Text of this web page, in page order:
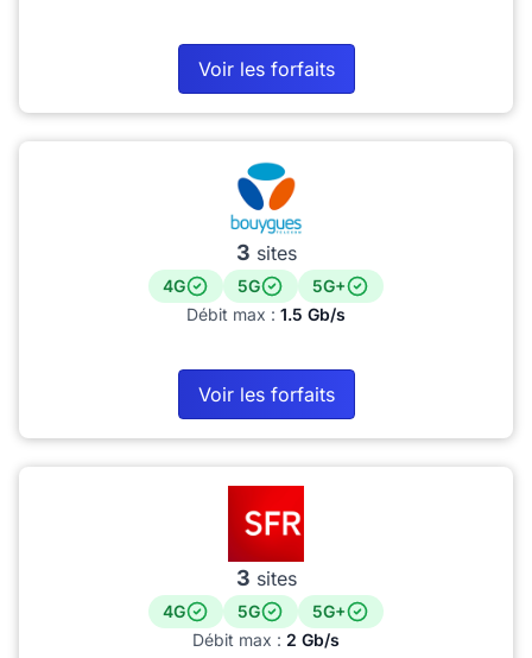
Voir les forfaits
3 sites
4G 5G
5G+
Débit max : 1.5 Gb/s
Voir les forfaits
3 sites
4G 5G
5G+
Débit max : 2 Gb/s